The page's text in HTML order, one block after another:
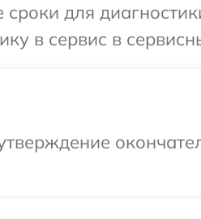
для
в сервис в